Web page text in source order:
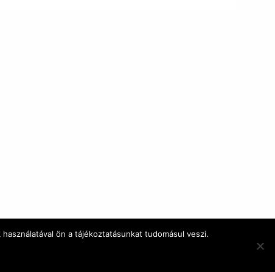
ön a tájékoztatásunkat tudomásul veszi.